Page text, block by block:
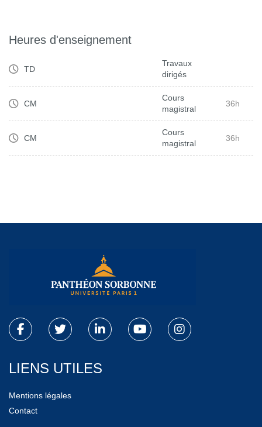
Heures d'enseignement
TD
Travaux
dirigés
CM
Cours
magistral
36h
CM
Cours
magistral
36h
LIENS UTILES
Mentions légales
Contact